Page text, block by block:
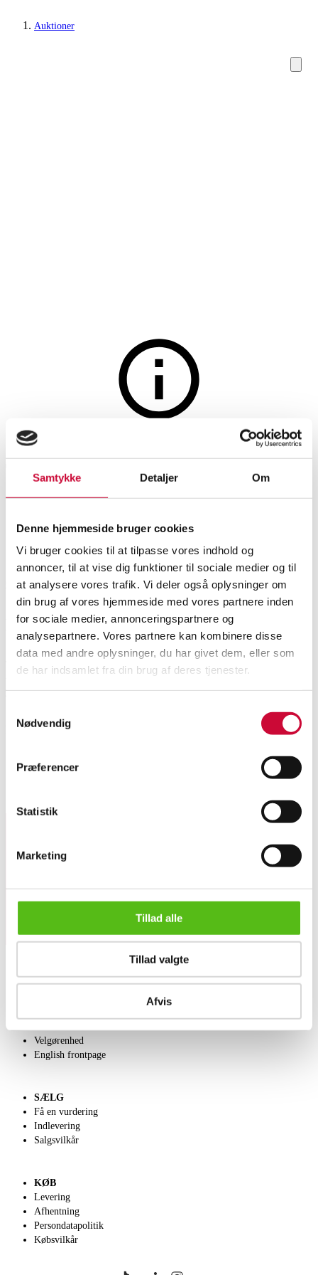
Samtykke Detaljer Om
Denne hjemmeside bruger cookies
Vi bruger cookies til at tilpasse vores indhold og
annoncer, til at vise dig funktioner til sociale medier og til
at analysere vores trafik. Vi deler også oplysninger om
din brug af vores hjemmeside med vores partnere inden
for sociale medier, annonceringspartnere og
analysepartnere. Vores partnere kan kombinere disse
data med andre oplysninger, du har givet dem, eller som
de har indsamlet fra din brug af deres tjenester.
Nødvendig
Præferencer
Statistik
Marketing
Tillad alle
Tillad valgte
Afvis
Auktioner
Væglamper
To industrielle vintage lamper.
(2)
SHOWROOM
Odense
VURDERING
DKK 1.300
VARENUMMER
6506422
Beskrivelse
To industrielle vintage lamper. Rødlakeret væglampe , justerbar længde fra
værg, fem fatninger. Ø. ca. 43 cm. Fransk pendel, blålakeret metal. Ø. ca.
44 cm. Fremstår med kraftige brugsspor. (2)
Denne vare er en del af følgende auktion
Laveste mindstepris
Tilmeld dig vores nyhedsbrev og modtag nyheder samt
Velgørenhed
English frontpage
SÆLG
Få en vurdering
Indlevering
Salgsvilkår
KØB
Levering
Afhentning
Persondatapolitik
Købsvilkår